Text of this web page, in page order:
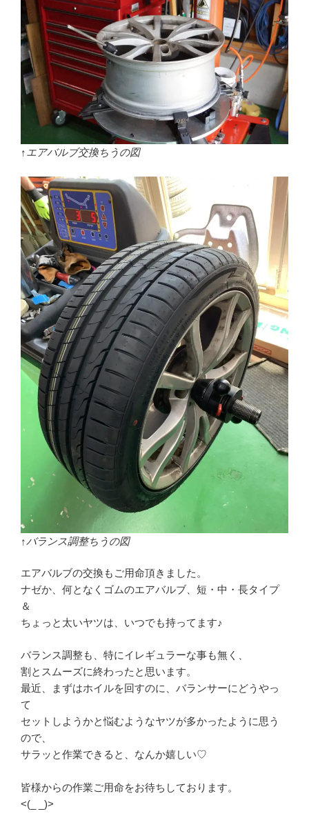
↑エアバルブ交換ちうの図
↑バランス調整ちうの図
エアバルブの交換もご用命頂きました。
ナゼか、何となくゴムのエアバルブ、短・中・長タイプ
＆
ちょっと太いヤツは、いつでも持ってます♪
バランス調整も、特にイレギュラーな事も無く、
割とスムーズに終わったと思います。
最近、まずはホイルを回すのに、バランサーにどうやっ
て
セットしようかと悩むようなヤツが多かったように思う
ので、
サラッと作業できると、なんか嬉しい♡
皆様からの作業ご用命をお待ちしております。
<(_ _)>